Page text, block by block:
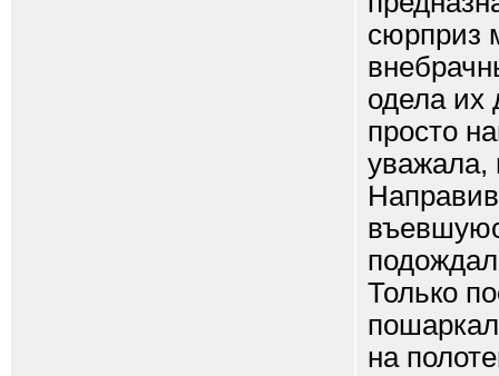
сюрприз
одела их
просто
уважала,
Только
на